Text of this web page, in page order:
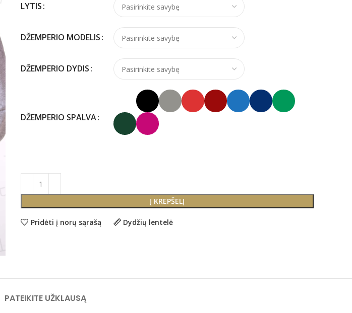
LYTIS
DŽEMPERIO MODELIS
DŽEMPERIO DYDIS
DŽEMPERIO SPALVA
Į KREPŠELĮ
Pridėti į norų sąrašą Dydžių lentelė
PATEIKITE UŽKLAUSĄ